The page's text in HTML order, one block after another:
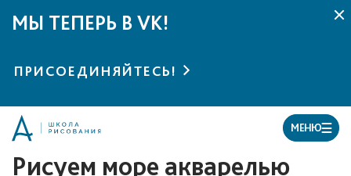
МЫ ТЕПЕРЬ В VK!
ПРИСОЕДИНЯЙТЕСЬ!
МЕНЮ
Рисуем море акварелью